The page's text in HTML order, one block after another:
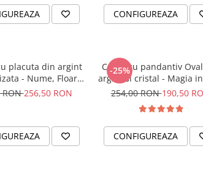
CONFIGUREAZA
placuta din argint
- Nume, Floare
& Cristal
RON256,50 RON
-25%
Colier cu pandantiv
argint si cristal - Magia
cu tine
254,00 RON190,50
CONFIGUREAZA